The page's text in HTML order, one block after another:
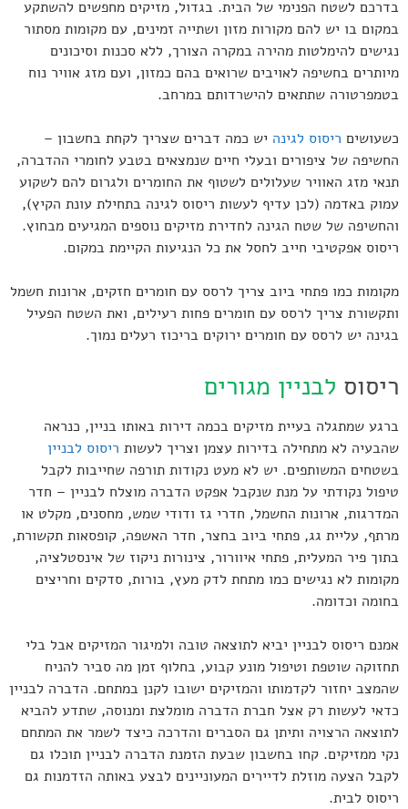
בדרכם לשטח הפנימי של הבית. בגדול, מזיקים מחפשים להשתקע
במקום בו יש להם מקורות מזון ושתייה זמינים, עם מקומות מסתור
נגישים להימלטות מהירה במקרה הצורך, ללא סכנות וסיכונים
מיותרים בחשיפה לאויבים שרואים בהם כמזון, ועם מזג אוויר נוח
בטמפרטורה שתתאים להישרדותם במרחב.
כשעושים ריסוס לגינה יש כמה דברים שצריך לקחת בחשבון –
החשיפה של ציפורים ובעלי חיים שנמצאים בטבע לחומרי ההדברה,
תנאי מזג האוויר שעלולים לשטוף את החומרים ולגרום להם לשקוע
עמוק באדמה (לכן עדיף לעשות ריסוס לגינה בתחילת עונת הקיץ),
והחשיפה של שטח הגינה לחדירת מזיקים נוספים המגיעים מבחוץ.
ריסוס אפקטיבי חייב לחסל את כל הנגיעות הקיימת במקום.
מקומות כמו פתחי ביוב צריך לרסס עם חומרים חזקים, ארונות חשמל
ותקשורת צריך לרסס עם חומרים פחות רעילים, ואת השטח הפעיל
בגינה יש לרסס עם חומרים ירוקים בריכוז רעלים נמוך.
ריסוס לבניין מגורים
ברגע שמתגלה בעיית מזיקים בכמה דירות באותו בניין, כנראה
שהבעיה לא מתחילה בדירות עצמן וצריך לעשות ריסוס לבניין
בשטחים המשותפים. יש לא מעט נקודות תורפה שחייבות לקבל
טיפול נקודתי על מנת שנקבל אפקט הדברה מוצלח לבניין – חדר
המדרגות, ארונות החשמל, חדרי גז ודודי שמש, מחסנים, מקלט או
מרתף, עליית גג, פתחי ביוב בחצר, חדר האשפה, קופסאות תקשורת,
בתוך פיר המעלית, פתחי איוורור, צינורות ניקוז של אינסטלציה,
מקומות לא נגישים כמו מתחת לדק מעץ, בורות, סדקים וחריצים
בחומה וכדומה.
אמנם ריסוס לבניין יביא לתוצאה טובה ולמיגור המזיקים אבל בלי
תחזוקה שוטפת וטיפול מונע קבוע, בחלוף זמן מה סביר להניח
שהמצב יחזור לקדמותו והמזיקים ישובו לקנן במתחם. הדברה לבניין
כדאי לעשות רק אצל חברת הדברה מומלצת ומנוסה, שתדע להביא
לתוצאה הרצויה ותיתן גם הסברים והדרכה כיצד לשמר את המתחם
נקי ממזיקים. קחו בחשבון שבעת הזמנת הדברה לבניין תוכלו גם
לקבל הצעה מוזלת לדיירים המעוניינים לבצע באותה הזדמנות גם
ריסוס לבית.